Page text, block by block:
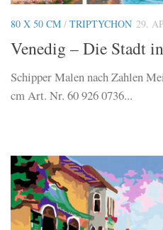
80 X 50 CM / TRIPTYCHON 29.
Venedig – Die Stadt
Schipper Malen nach Zahlen
cm Art. Nr. 60 926 0736...